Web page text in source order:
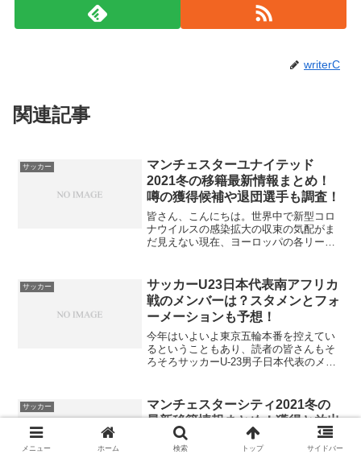
writerC
関連記事
サッカー
マンチェスターユナイテッド
2021冬の移籍最新情報まとめ！
噂の獲得候補や退団選手も調査！
皆さん、こんにちは。世界中で新型コロ
ナウイルスの感染拡大の収束の気配がま
だ見えない現在、ヨーロッパの各リーグ
す。一刻も早く以前の状態に戻れる日を
願うばかりです。さて、今回...
サッカー
サッカーU23日本代表南アフリカ
戦のメンバーは？スタメンとフォ
ーメーションも予想！
今年はいよいよ東京五輪本番を控えてい
るということもあり、読者の皆さんもそ
ろそろサッカーU-23男子日本代表のメン
手権での予選敗退も記憶に新しく、サッ
カーファンの...
サッカー
マンチェスターシティ2021冬の
最新移籍情報まとめ！獲得と放出
の噂の補強・退団リスト一覧！
メニュー ホーム 検索 トップ サイドバー